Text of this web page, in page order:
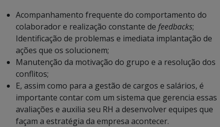
Acompanhamento frequente do comportamento do
colaborador e realização constante de feedbacks;
Identificação de problemas e imediata implantação de
ações que os solucionem;
Manutenção da motivação do grupo e a resolução dos
conflitos;
E, assim como para a gestão de cargos e salários, é
importante contar com um sistema que gerencia essas
avaliações e auxilia seu RH a desenvolver equipes que
façam a estratégia da empresa acontecer.